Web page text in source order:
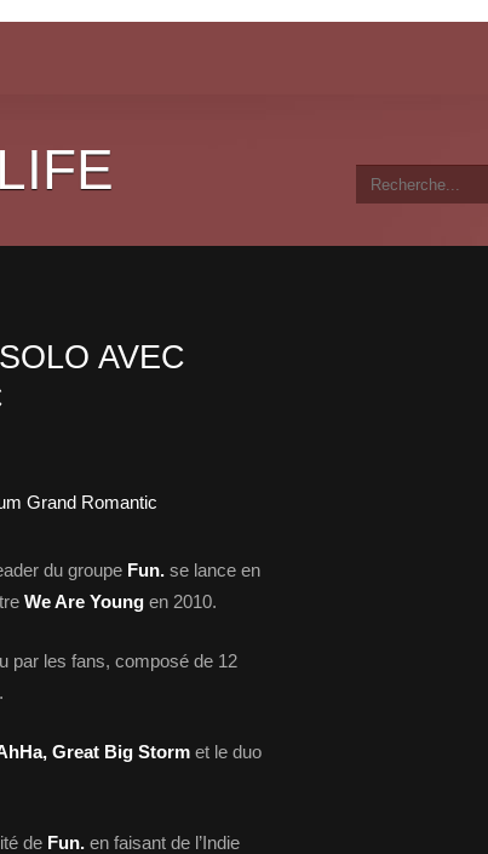
AVEC
du groupe Fun. se lance en
We Are Young en 2010.
par les fans, composé de 12
.
Great Big Storm et le duo
de Fun. en faisant de l’Indie